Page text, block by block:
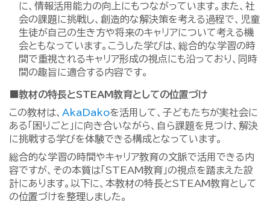
に、情報活用能力の向上にもつながっています。また、社
会の課題に挑戦し、創造的な解決策を考える過程で、児童
生徒が自己の生き方や将来のキャリアについて考える機
会ともなっています。こうした学びは、総合的な学習の時
間で重視されるキャリア形成の視点にも沿っており、同時
間の趣旨に適合する内容です。
■教材の特長とSTEAM教育としての位置づけ
この教材は、 AkaDakoを活用して、子どもたちが実社会に
ある「困りごと」に向き合いながら、自ら課題を見つけ、解決
に挑戦する学びを体験できる構成となっています。
総合的な学習の時間やキャリア教育の文脈で活用できる内
容ですが、その本質は「STEAM教育」の視点を踏まえた設
計にあります。以下に、本教材の特長とSTEAM教育として
の位置づけを整理しました。